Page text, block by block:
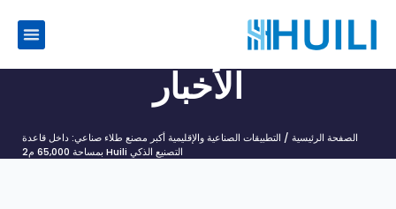
الأخبار
الصفحة الرئيسية / التطبيقات الصناعية والإقليميةأكبر مصنع طلاء صناعي: داخل قاعدة
التصنيع الذكي Huili بمساحة 65,000 م2